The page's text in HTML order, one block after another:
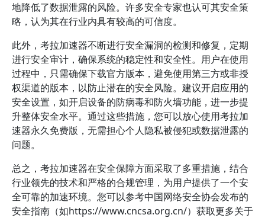
地降低了数据泄露的风险。许多安全专家也认可其安全策
略，认为其在行业内具有较高的可信度。
此外，考拉加速器不断进行安全漏洞的检测和修复，定期
进行安全审计，确保系统的稳定性和安全性。用户在使用
过程中，只需确保下载官方版本，避免使用第三方或非授
权渠道的版本，以防止潜在的安全风险。建议开启应用的
安全设置，如开启设备的防病毒和防火墙功能，进一步提
升整体安全水平。通过这些措施，您可以放心使用考拉加
速器永久免费版，无需担心个人隐私被侵犯或数据泄露的
问题。
总之，考拉加速器在安全保障方面采取了多重措施，结合
行业领先的技术和严格的合规管理，为用户提供了一个安
全可靠的加速环境。您可以参考中国网络安全协会发布的
安全指南（如https://www.cncsa.org.cn/）获取更多关于